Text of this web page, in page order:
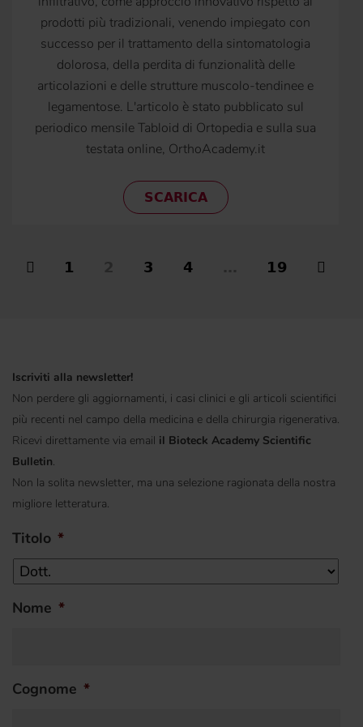
prodotti più tradizionali, venendo impiegato con
successo per il trattamento della sintomatologia
dolorosa, della perdita di funzionalità delle
articolazioni e delle strutture muscolo-tendinee e
legamentose. L'articolo è stato pubblicato sul
periodico mensile Tabloid di Ortopedia e sulla sua
testata online, OrthoAcademy.it
SCARICA
1 3 4 19
Iscriviti alla newsletter!
Non perdere gli aggiornamenti, i casi clinici e gli articoli scientifici
più recenti nel campo della medicina e della chirurgia rigenerativa.
Ricevi direttamente via email il Bioteck Academy Scientific
Bulletin.
Non la solita newsletter, ma una selezione ragionata della nostra
migliore letteratura.
Titolo *
Nome *
Cognome *